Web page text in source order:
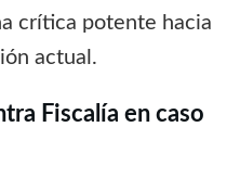
crítica potente hacia
actual.
Fiscalía en caso